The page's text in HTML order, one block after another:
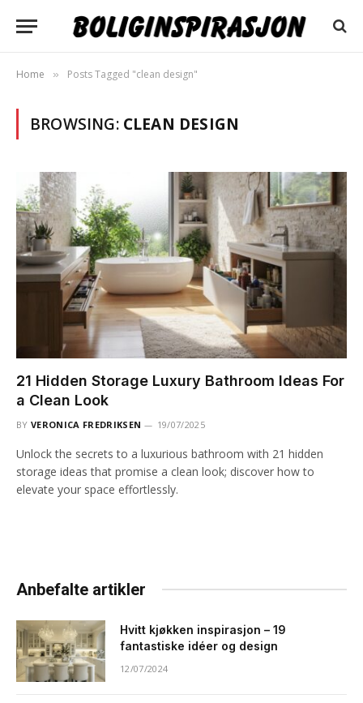
Home » Posts Tagged "clean design"
BROWSING: CLEAN DESIGN
21 Hidden Storage Luxury Bathroom Ideas For
a Clean Look
BY VERONICA FREDRIKSEN 19/07/2025
Unlock the secrets to a luxurious bathroom with 21 hidden
storage ideas that promise a clean look; discover how to
elevate your space effortlessly.
Anbefalte artikler
Hvitt kjøkken inspirasjon – 19
fantastiske idéer og design
12/07/2024